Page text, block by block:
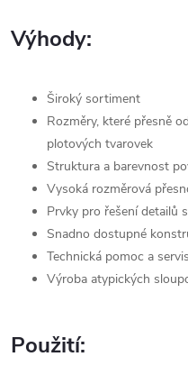
Výhody:
Široký sortiment
Rozměry, které přesně
plotových tvarovek
Struktura a barevnost
Vysoká rozměrová
Prvky pro řešení detailů
Snadno dostupné
Technická pomoc a
Výroba atypických
Použití: